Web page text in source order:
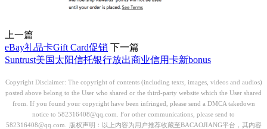
上一篇
eBay礼品卡Gift Card促销 下一篇
Suntrust美国太阳信托银行放出商业信用卡新bonus
Copyright Disclaimer: The copyright of contents (including texts, images, videos and audios)
posted above belong to the User who shared or the third-party website which the User shared
from. If you found your copyright have been infringed, please send a DMCA takedown
notice to 582316408@qq.com. For other communications, please send to
582316408@qq.com.
版权声明：以上内容为用户推荐收藏至BACAOJIANG平台，其内容